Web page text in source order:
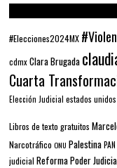
#Elecciones2024MX
cdmx Clara Brugada
Cuarta
Elección Judicial estados unidos
Libros de texto gratuitos
Narcotráfico ONU Palestina PAN
judicial Reforma Poder